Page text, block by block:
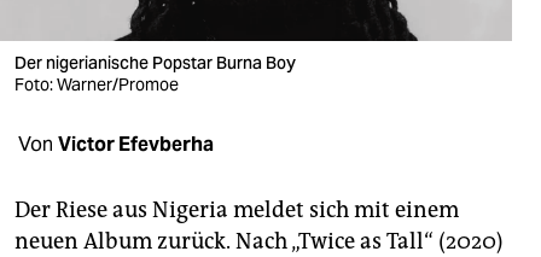
verlag
veranstaltungen
shop
unterstützen
Der nigerianische Popstar Burna Boy
Foto: Warner/Promoe
Von Victor Efevberha
Der Riese aus Nigeria meldet sich mit einem
neuen Album zurück. Nach „Twice as Tall“ (2020)